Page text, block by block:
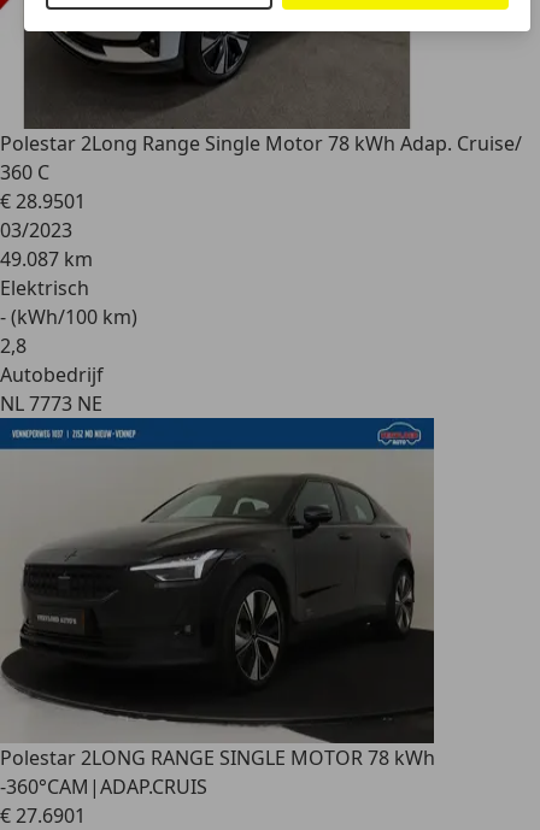
Polestar 2Long Range Single Motor 78 kWh Adap. Cruise/
360 C
€ 28.9501
03/2023
49.087 km
Elektrisch
- (kWh/100 km)
2,8
Autobedrijf
NL 7773 NE
Polestar 2LONG RANGE SINGLE MOTOR 78 kWh
-360°CAM|ADAP.CRUIS
€ 27.6901